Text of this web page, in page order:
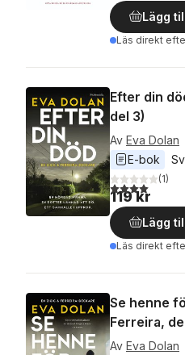
Lägg
Läs direkt
Efter din
del 3)
Av Eva Dolan
E-bok
4,0utav 5(1)
119 kr
Lägg
Läs direkt
Se henne
Ferreira,
Av Eva Dolan